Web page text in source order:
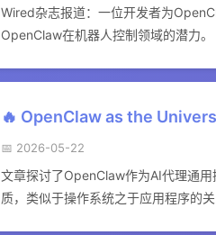
Wired杂志报道：一位开发者为
OpenClaw在机器人控制领域的潜力。
🔥 OpenClaw as the
📅 2026-05-22
文章探讨了OpenClaw作为AI代理通
质，类似于操作系统之于应用程序的关